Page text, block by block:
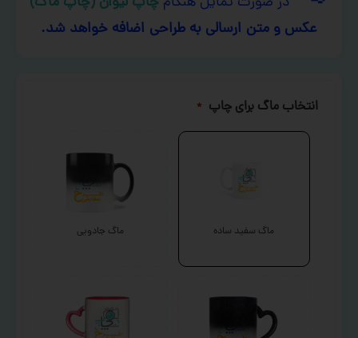
عکس و متن ارسالی به طراحی اضافه خواهد شد.
انتخاب ماگ برای چاپ *
ماگ سفید ساده ماگ جادویی